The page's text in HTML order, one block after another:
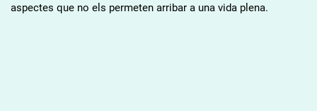
aspectes que no els permeten arribar a una vida plena.